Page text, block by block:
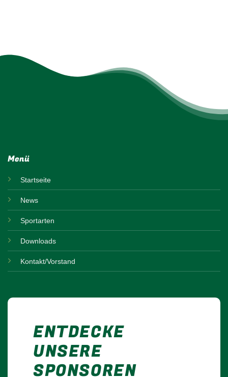
Menü
Startseite
News
Sportarten
Downloads
Kontakt/Vorstand
ENTDECKE
UNSERE
SPONSOREN